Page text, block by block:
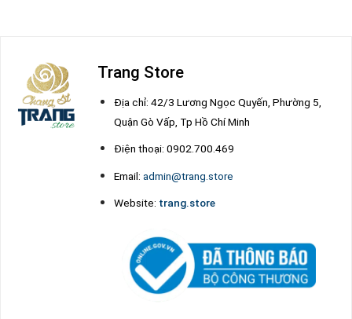
Trang Store
Địa chỉ: 42/3 Lương Ngọc Quyến, Phường 5,
Quận Gò Vấp, Tp Hồ Chí Minh
Điện thoại: 0902.700.469
Email:admin@trang.store
Website: trang.store